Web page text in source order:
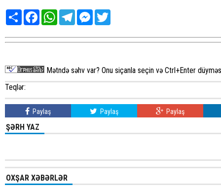
Share FacebookWhatsAppTelegramMessenger
Mətndə səhv var? Onu siçanla seçin və Ctrl+Enter
Teqlər:
Paylaş Paylaş Paylaş
ŞƏRH YAZ
OXŞAR XƏBƏRLƏR